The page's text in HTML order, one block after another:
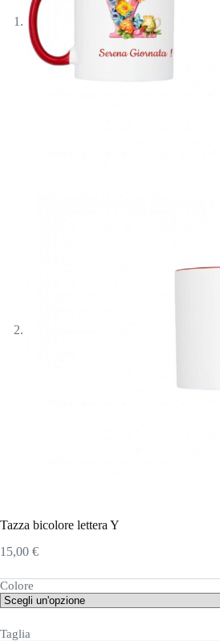
Tazza bicolore lettera Y
15,00 €
Colore
Taglia